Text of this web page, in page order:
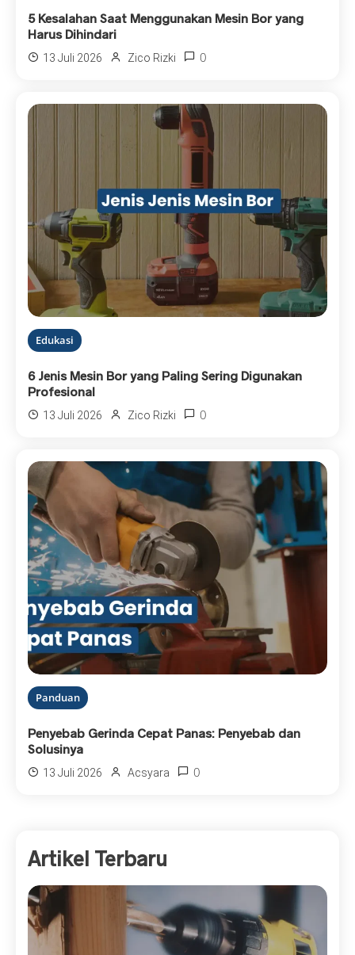
5 Kesalahan Saat Menggunakan Mesin Bor yang
Harus Dihindari
13 Juli 2026 Zico Rizki 0
Edukasi
6 Jenis Mesin Bor yang Paling Sering Digunakan
Profesional
13 Juli 2026 Zico Rizki 0
Panduan
Penyebab Gerinda Cepat Panas: Penyebab dan
Solusinya
13 Juli 2026 Acsyara 0
Artikel Terbaru